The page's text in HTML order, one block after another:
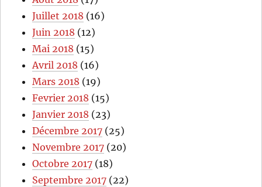
Juillet 2018 (16)
Juin 2018 (12)
Mai 2018 (15)
Avril 2018 (16)
Mars 2018 (19)
Fevrier 2018 (15)
Janvier 2018 (23)
Décembre 2017 (25)
Novembre 2017 (20)
Octobre 2017 (18)
Septembre 2017 (22)